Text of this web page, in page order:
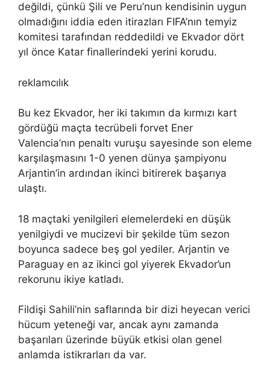
değildi, çünkü Şili ve Peru’nun kendisinin uygun
olmadığını iddia eden itirazları FIFA’nın temyiz
komitesi tarafından reddedildi ve Ekvador dört
yıl önce Katar finallerindeki yerini korudu.
reklamcılık
Bu kez Ekvador, her iki takımın da kırmızı kart
gördüğü maçta tecrübeli forvet Ener
Valencia’nın penaltı vuruşu sayesinde son eleme
karşılaşmasını 1-0 yenen dünya şampiyonu
Arjantin’in ardından ikinci bitirerek başarıya
ulaştı.
18 maçtaki yenilgileri elemelerdeki en düşük
yenilgiydi ve mucizevi bir şekilde tüm sezon
boyunca sadece beş gol yediler. Arjantin ve
Paraguay en az ikinci gol yiyerek Ekvador’un
rekorunu ikiye katladı.
Fildişi Sahili’nin saflarında bir dizi heyecan verici
hücum yeteneği var, ancak aynı zamanda
başarıları üzerinde büyük etkisi olan genel
anlamda istikrarları da var.